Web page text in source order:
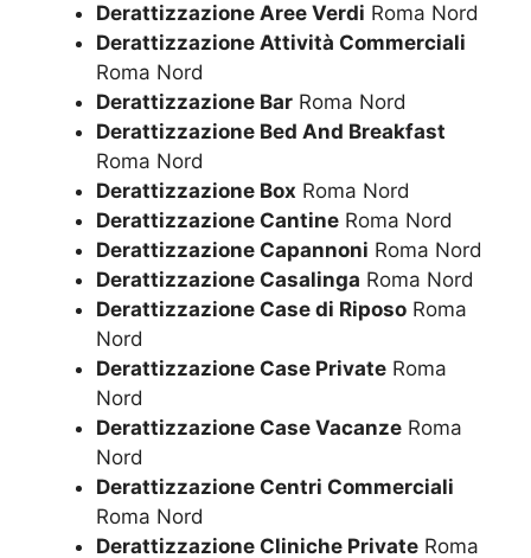
Derattizzazione Aree Verdi Roma Nord
Derattizzazione Attività Commerciali
Roma Nord
Derattizzazione Bar Roma Nord
Derattizzazione Bed And Breakfast
Roma Nord
Derattizzazione Box Roma Nord
Derattizzazione Cantine Roma Nord
Derattizzazione Capannoni Roma Nord
Derattizzazione Casalinga Roma Nord
Derattizzazione Case di Riposo Roma
Nord
Derattizzazione Case Private Roma
Nord
Derattizzazione Case Vacanze Roma
Nord
Derattizzazione Centri Commerciali
Roma Nord
Derattizzazione Cliniche Private Roma